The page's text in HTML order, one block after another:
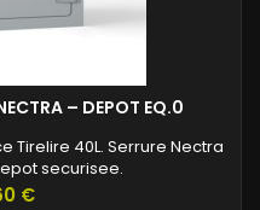
– DEPOT EQ.0
Tirelire 40L. Serrure Nectra
securisee.
€